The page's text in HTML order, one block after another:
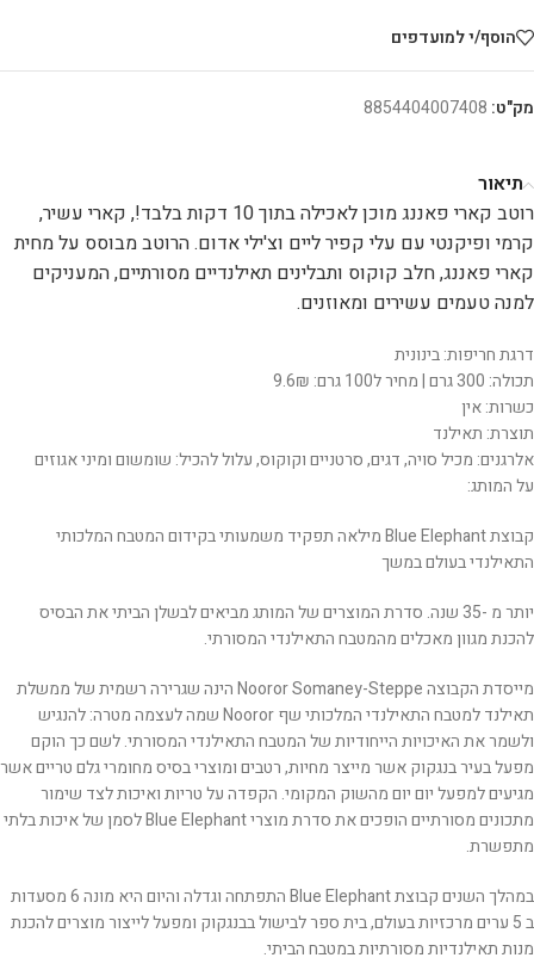
הוסף/י למועדפים
מק"ט: 8854404007408
תיאור
רוטב קארי פאננג מוכן לאכילה בתוך 10 דקות בלבד!, קארי עשיר,
קרמי ופיקנטי עם עלי קפיר ליים וצ'ילי אדום. הרוטב מבוסס על מחית
קארי פאננג, חלב קוקוס ותבלינים תאילנדיים מסורתיים, המעניקים
למנה טעמים עשירים ומאוזנים.
דרגת חריפות: בינונית
תכולה: 300 גרם | מחיר ל100 גרם: 9.6₪
כשרות: אין
תוצרת: תאילנד
אלרגנים: מכיל סויה, דגים, סרטניים וקוקוס, עלול להכיל: שומשום ומיני אגוזים
על המותג:
קבוצת Blue Elephant מילאה תפקיד משמעותי בקידום המטבח המלכותי
התאילנדי בעולם במשך
יותר מ -35 שנה. סדרת המוצרים של המותג מביאים לבשלן הביתי את הבסיס
להכנת מגוון מאכלים מהמטבח התאילנדי המסורתי.
מייסדת הקבוצה Nooror Somaney-Steppe הינה שגרירה רשמית של ממשלת
תאילנד למטבח התאילנדי המלכותי שף Nooror שמה לעצמה מטרה: להנגיש
ולשמר את האיכויות הייחודיות של המטבח התאילנדי המסורתי. לשם כך הוקם
מפעל בעיר בנגקוק אשר מייצר מחיות, רטבים ומוצרי בסיס מחומרי גלם טריים אשר
מגיעים למפעל יום יום מהשוק המקומי. הקפדה על טריות ואיכות לצד שימור
מתכונים מסורתיים הופכים את סדרת מוצרי Blue Elephant לסמן של איכות בלתי
מתפשרת.
במהלך השנים קבוצת Blue Elephant התפתחה וגדלה והיום היא מונה 6 מסעדות
ב 5 ערים מרכזיות בעולם, בית ספר לבישול בבנגקוק ומפעל לייצור מוצרים להכנת
מנות תאילנדיות מסורתיות במטבח הביתי.